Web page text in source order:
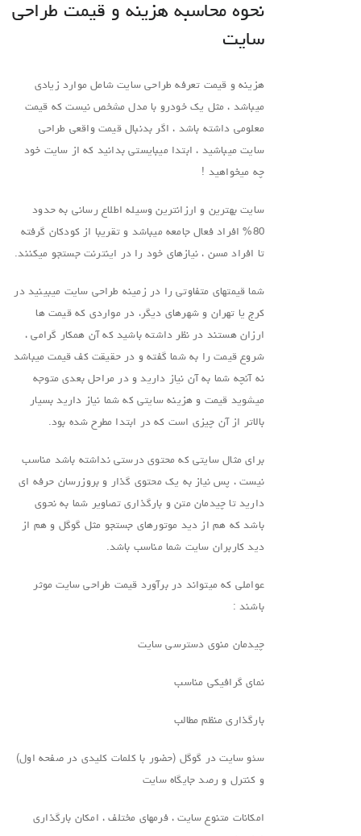
نحوه محاسبه هزینه و قیمت طراحی
سایت
هزینه و قیمت تعرفه طراحی سایت شامل موارد زیادی
میباشد ، مثل یک خودرو با مدل مشخص نیست که قیمت
معلومی داشته باشد ، اگر بدنبال قیمت واقعی طراحی
سایت میباشید ، ابتدا میبایستی بدانید که از سایت خود
چه میخواهید !
سایت بهترین و ارزانترین وسیله اطلاع رسانی به حدود
80% افراد فعال جامعه میباشد و تقریبا از کودکان گرفته
تا افراد مسن ، نیازهای خود را در اینترنت جستجو میکنند.
شما قیمتهای متفاوتی را در زمینه طراحی سایت میبینید در
کرج یا تهران و شهرهای دیگر، در مواردی که قیمت ها
ارزان هستند در نظر داشته باشید که آن همکار گرامی ،
شروع قیمت را به شما گفته و در حقیقت کف قیمت میباشد
نه آنچه شما به آن نیاز دارید و در مراحل بعدی متوجه
میشوید قیمت و هزینه سایتی که شما نیاز دارید بسیار
بالاتر از آن چیزی است که در ابتدا مطرح شده بود.
برای مثال سایتی که محتوی درستی نداشته باشد مناسب
نیست ، پس نیاز به یک محتوی گذار و بروزرسان حرفه ای
دارید تا چیدمان متن و بارگذاری تصاویر شما به نحوی
باشد که هم از دید موتورهای جستجو مثل گوگل و هم از
دید کاربران سایت شما مناسب باشد.
عواملی که میتواند در برآورد قیمت طراحی سایت موثر
باشند :
چیدمان منوی دسترسی سایت
نمای گرافیکی مناسب
بارگذاری منظم مطالب
سئو سایت در گوگل (حضور با کلمات کلیدی در صفحه اول)
و کنترل و رصد جایگاه سایت
امکانات متنوع سایت ، فرمهای مختلف ، امکان بارگذاری